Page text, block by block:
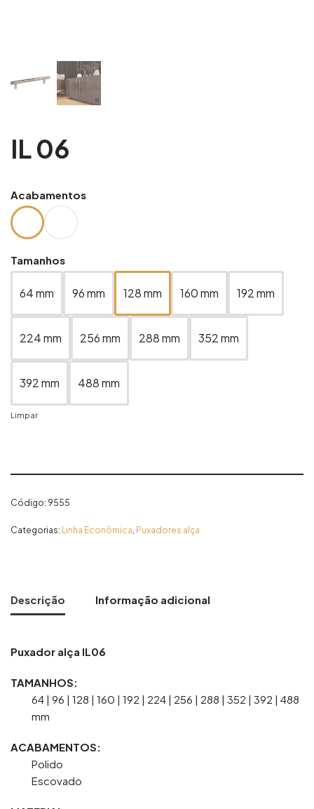
IL 06
Acabamentos
Tamanhos
64 mm 96 mm 128 mm 160 mm 192 mm
224 mm 256 mm 288 mm 352 mm
392 mm 488 mm
Limpar
Código: 9555
Categorias: Linha Econômica Puxadores alça
Descrição Informação adicional
Puxador alça IL06
TAMANHOS:
64 | 96 | 128 | 160 | 192 | 224 | 256 | 288 | 352 | 392 | 488
mm
ACABAMENTOS:
Polido
Escovado